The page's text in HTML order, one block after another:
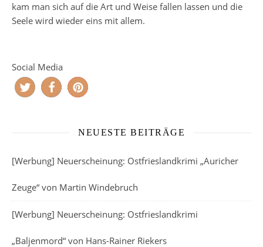
kam man sich auf die Art und Weise fallen lassen und die
Seele wird wieder eins mit allem.
Social Media
NEUESTE BEITRÄGE
[Werbung] Neuerscheinung: Ostfrieslandkrimi „Auricher
Zeuge“ von Martin Windebruch
[Werbung] Neuerscheinung: Ostfrieslandkrimi
„Baljenmord“ von Hans-Rainer Riekers